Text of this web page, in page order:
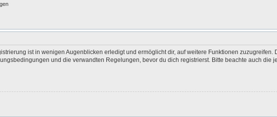
ist in wenigen Augenblicken erledigt und ermöglicht dir, auf weitere Funktionen zuzugreifen.
und die verwandten Regelungen, bevor du dich registrierst. Bitte beachte auch die